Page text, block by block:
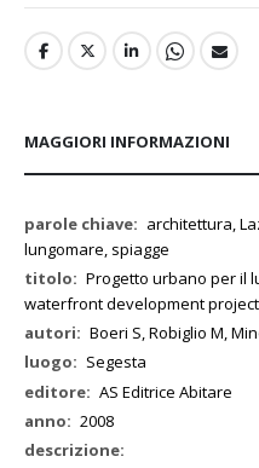
MAGGIORI INFORMAZIONI
Maggiori
Informazioni
architettura,
lungomare, spiagge
Progetto urbano per il
waterfront development project
Boeri S, Robiglio M,
Segesta
AS Editrice Abitare
2008